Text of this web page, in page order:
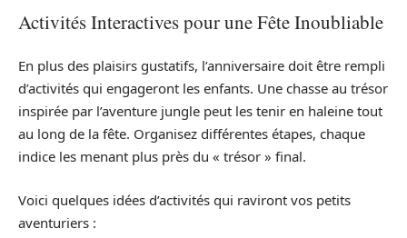
Activités Interactives pour une Fête Inoubliable
En plus des plaisirs gustatifs, l’anniversaire doit être rempli
d’activités qui engageront les enfants. Une chasse au trésor
inspirée par l’aventure jungle peut les tenir en haleine tout
au long de la fête. Organisez différentes étapes, chaque
indice les menant plus près du « trésor » final.
Voici quelques idées d’activités qui raviront vos petits
aventuriers :